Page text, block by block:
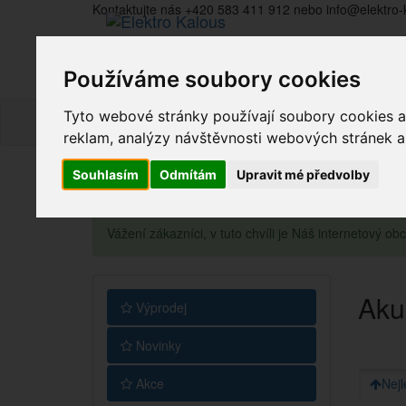
Používáme soubory cookies
Tyto webové stránky používají soubory cookies
reklam, analýzy návštěvnosti webových stránek
Souhlasím Odmítám Upravit mé předvolby
Kontaktujte nás +420 583 411 912 nebo
Vážení zákazníci, v tuto chvíli je Náš internetový
Výprodej
Novinky
Akce